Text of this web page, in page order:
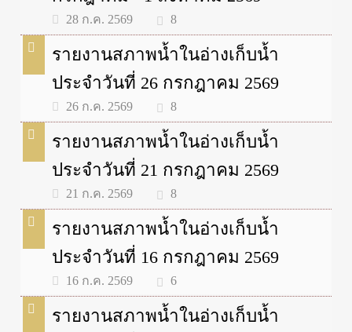
28 ก.ค. 2569 8
รายงานสภาพน้ำในอ่างเก็บน้ำ
ประจำวันที่ 26 กรกฎาคม 2569
26 ก.ค. 2569 8
รายงานสภาพน้ำในอ่างเก็บน้ำ
ประจำวันที่ 21 กรกฎาคม 2569
21 ก.ค. 2569 8
รายงานสภาพน้ำในอ่างเก็บน้ำ
ประจำวันที่ 16 กรกฎาคม 2569
16 ก.ค. 2569 6
รายงานสภาพน้ำในอ่างเก็บน้ำ